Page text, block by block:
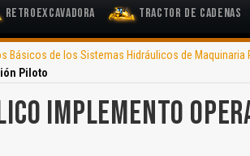
Retroexcavadora Tractor de Cadenas
Básicos de los Sistemas Hidráulicos de Maquinaria
Piloto
IMPLEMENTO